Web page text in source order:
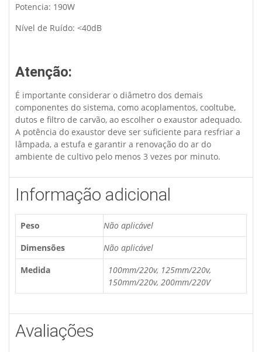
Potencia: 190W
Nível de Ruído: <40dB
Atenção:
É importante considerar o diâmetro dos demais
componentes do sistema, como acoplamentos, cooltube,
dutos e filtro de carvão, ao escolher o exaustor adequado.
A potência do exaustor deve ser suficiente para resfriar a
lâmpada, a estufa e garantir a renovação do ar do
ambiente de cultivo pelo menos 3 vezes por minuto.
Informação adicional
Peso
Não aplicável
Dimensões
Não aplicável
Medida
100mm/220v, 125mm/220v,
150mm/220v, 200mm/220V
Avaliações